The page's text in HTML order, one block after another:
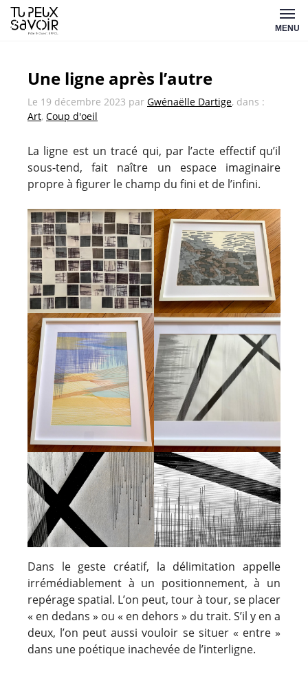
Aller
au
MENU
Une ligne après l’autre
Le 19 décembre 2023 par Gwénaëlle Dartige, dans :
Art, Coup d'oeil
La ligne est un tracé qui, par l’acte effectif qu’il
sous-tend, fait naître un espace imaginaire
propre à figurer le champ du fini et de l’infini.
Dans le geste créatif, la délimitation appelle
irrémédiablement à un positionnement, à un
repérage spatial. L’on peut, tour à tour, se placer
« en dedans » ou « en dehors » du trait. S’il y en a
deux, l’on peut aussi vouloir se situer « entre »
dans une poétique inachevée de l’interligne.